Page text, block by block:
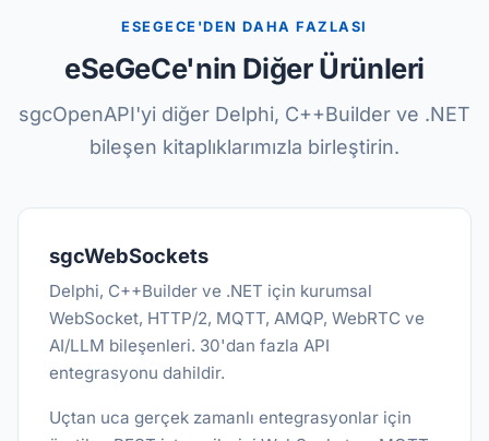
ESEGECE'DEN DAHA FAZLASI
eSeGeCe'nin Diğer Ürünleri
sgcOpenAPI'yi diğer Delphi, C++Builder ve .NET
bileşen kitaplıklarımızla birleştirin.
sgcWebSockets
Delphi, C++Builder ve .NET için kurumsal
WebSocket, HTTP/2, MQTT, AMQP, WebRTC ve
AI/LLM bileşenleri. 30'dan fazla API
entegrasyonu dahildir.
Uçtan uca gerçek zamanlı entegrasyonlar için